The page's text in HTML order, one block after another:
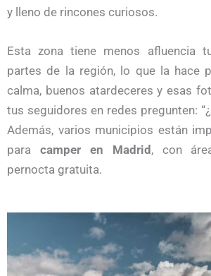
y lleno de rincones curiosos.
Esta zona tiene menos afluencia
partes de la región, lo que la hace
calma, buenos atardeceres y esas
tus seguidores en redes pregunten:
Además, varios municipios están
para camper en Madrid , con
pernocta gratuita.